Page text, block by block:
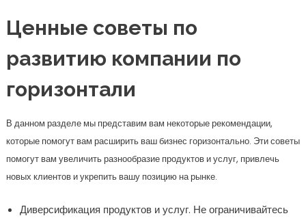
Ценные советы по
развитию компании по
горизонтали
В данном разделе мы представим вам некоторые рекомендации,
которые помогут вам расширить ваш бизнес горизонтально. Эти советы
помогут вам увеличить разнообразие продуктов и услуг, привлечь
новых клиентов и укрепить вашу позицию на рынке.
Диверсификация продуктов и услуг. Не ограничивайтесь